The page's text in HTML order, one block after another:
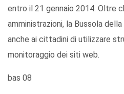
entro il 21 gennaio 2014. Oltre
amministrazioni, la Bussola
anche ai cittadini di utilizzare
monitoraggio dei siti web.
bas 08